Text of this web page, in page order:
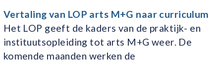
Vertaling van LOP arts M+G naar curriculum
Het LOP geeft de kaders van de praktijk- en
instituutsopleiding tot arts M+G weer. De
komende maanden werken de